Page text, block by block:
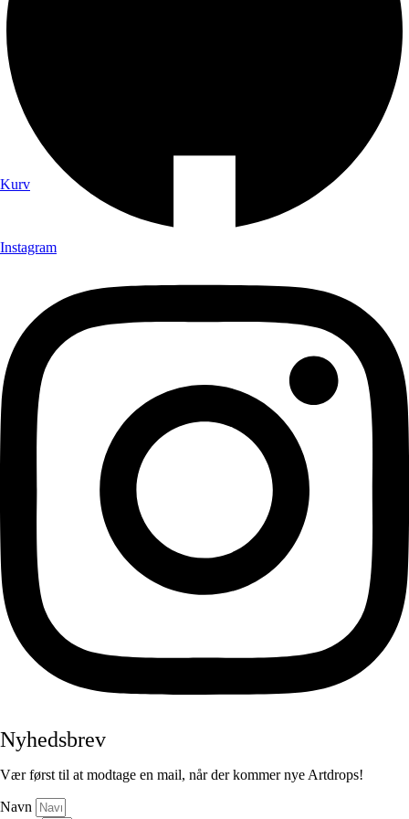
Kurv
Instagram
Nyhedsbrev
Vær først til at modtage en mail, når der kommer nye Artdrops!
Navn